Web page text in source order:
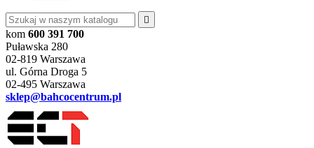

kom 600 391 700
Puławska 280
02-819 Warszawa
ul. Górna Droga 5
02-495 Warszawa
sklep@bahcocentrum.pl